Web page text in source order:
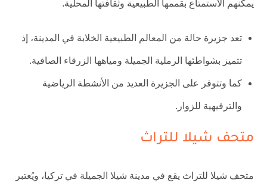
يمكنهم الاستمتاع بقممها الطبيعية وثقافتها المحلية.
تعد جزيرة حالة من المعالم الطبيعية الخلابة في المدينة، إذ
تتميز بشواطئها الرملية الجميلة ومياهها الزرقاء الصافية.
كما وتتوفر على الجزيرة العديد من الأنشطة الرياضية
والترفيهية للزوار.
متحف شيلا للتراث
متحف شيلا للتراث يقع في مدينة شيلا الجميلة في تركيا، ويُعتبر